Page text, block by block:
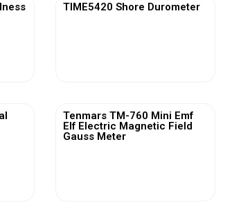
TIME5420 Shore Durometer
Tenmars TM-760 Mini Emf
Elf Electric Magnetic Field
Gauss Meter